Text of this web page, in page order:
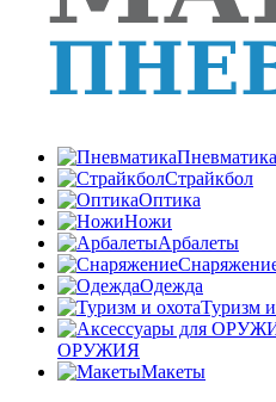
Пневматика
Страйкбол
Оптика
Ножи
Арбалеты
Одежда
Туризм и
ОРУЖИЯ
Макеты